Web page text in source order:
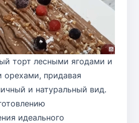
торт лесными ягодами и
орехами, придавая
и натуральный вид.
идеального